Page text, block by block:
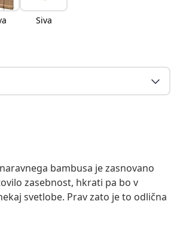
Siva
bambusa je zasnovano
zasebnost, hkrati pa bo v
svetlobe. Prav zato je to odlična